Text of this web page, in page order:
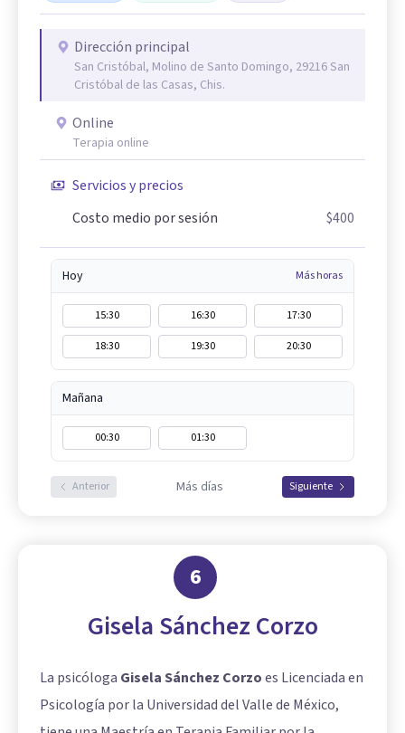
Dirección principal
San Cristóbal, Molino de Santo Domingo, 29216 San
Cristóbal de las Casas, Chis.
Online
Terapia online
Servicios y precios
Costo medio por sesión
$400
Hoy Más horas
15:30 16:30
17:30
18:30
19:30 20:30
Mañana
00:30 01:30
Anterior Más días Siguiente
6
Gisela Sánchez Corzo
La psicóloga Gisela Sánchez Corzoes Licenciada en
Psicología por la Universidad del Valle de México,